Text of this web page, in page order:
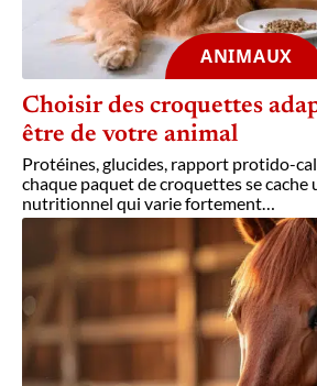
ANIMAUX
Choisir des croquettes
être de votre animal
Protéines, glucides, rapport protido-
chaque paquet de croquettes se cache
nutritionnel qui varie fortement